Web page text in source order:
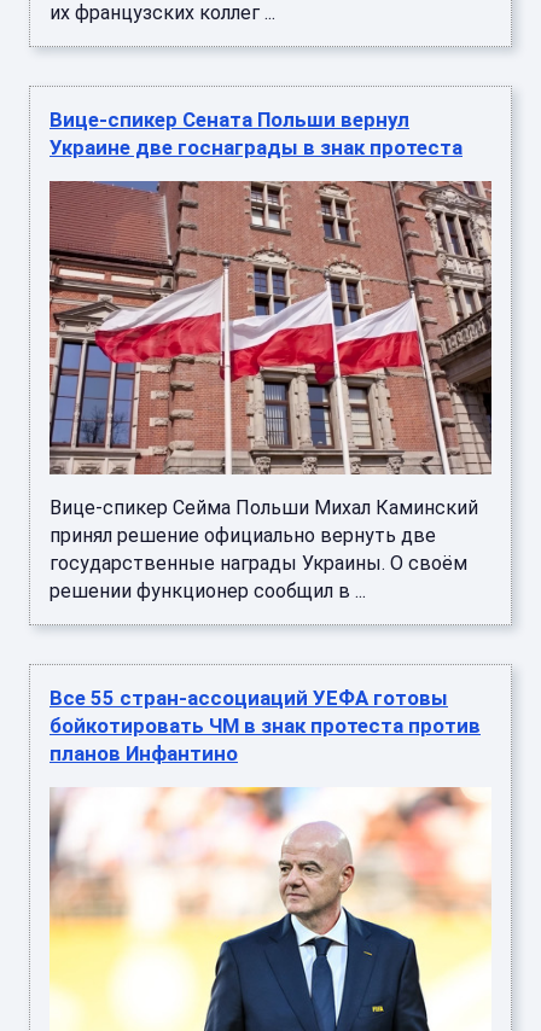
их французских коллег ...
Вице-спикер Сената Польши вернул
Украине две госнаграды в знак протеста
Вице-спикер Сейма Польши Михал Каминский
принял решение официально вернуть две
государственные награды Украины. О своём
решении функционер сообщил в ...
Все 55 стран-ассоциаций УЕФА готовы
бойкотировать ЧМ в знак протеста против
планов Инфантино